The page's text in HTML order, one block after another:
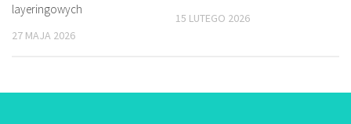
layeringowych
27 MAJA 2026
15 LUTEGO 2026